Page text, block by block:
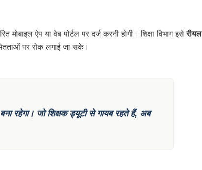
मोबाइल ऐप या वेब पोर्टल पर दर्ज करनी होगी। शिक्षा विभाग इसेरीयल
पर रोक लगाई जा सके।
रहेगा। जो शिक्षक ड्यूटी से गायब रहते हैं, अब